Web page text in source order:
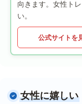
向きます。女性ト
い。
公式サイトを
女性に嬉しい